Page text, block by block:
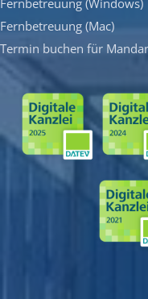
Fernbetreuung (Mac)
Termin buchen für